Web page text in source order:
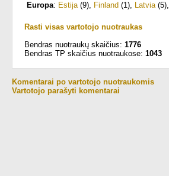
Europa: Estija(9), Finland (1), Latvia(5),
Rasti visas vartotojo nuotraukas
Bendras nuotraukų skaičius: 1776
Bendras TP skaičius nuotraukose: 1043
Komentarai po vartotojo nuotraukomis
Vartotojo parašyti komentarai